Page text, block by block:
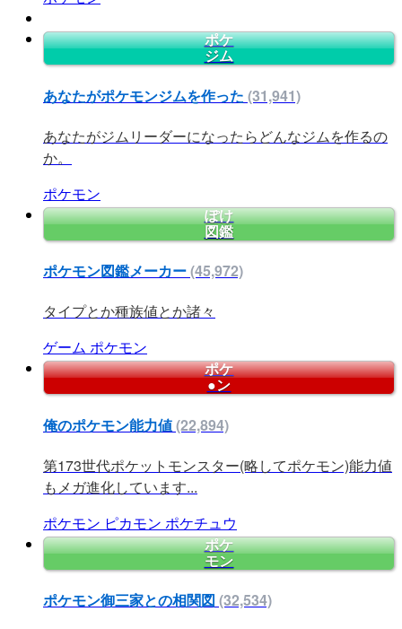
ポケ
ジム
あなたがポケモンジムを作った (31,941)
あなたがジムリーダーになったらどんなジムを作るの
か。
ポケモン
ぽけ
図鑑
ポケモン図鑑メーカー(45,972)
タイプとか種族値とか諸々
ゲーム ポケモン
ポケ
●ン
俺のポケモン能力値(22,894)
第173世代ポケットモンスター(略してポケモン)能力値
もメガ進化しています...
ポケモン ピカモン ポケチュウ
ポケ
モン
ポケモン御三家との相関図 (32,534)